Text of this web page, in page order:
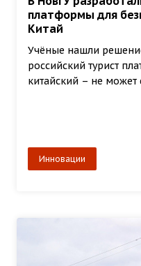
платформы для
Китай
Учёные нашли
российский турист
китайский – не может
Инновации